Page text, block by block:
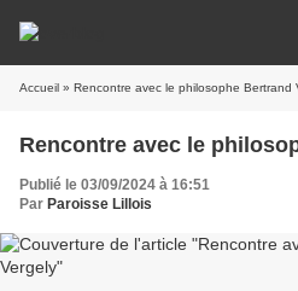
Accueil » Rencontre avec le philosophe Bertrand
Rencontre avec le
Publié le 03/09/2024 à 16:51
Par Paroisse Lillois